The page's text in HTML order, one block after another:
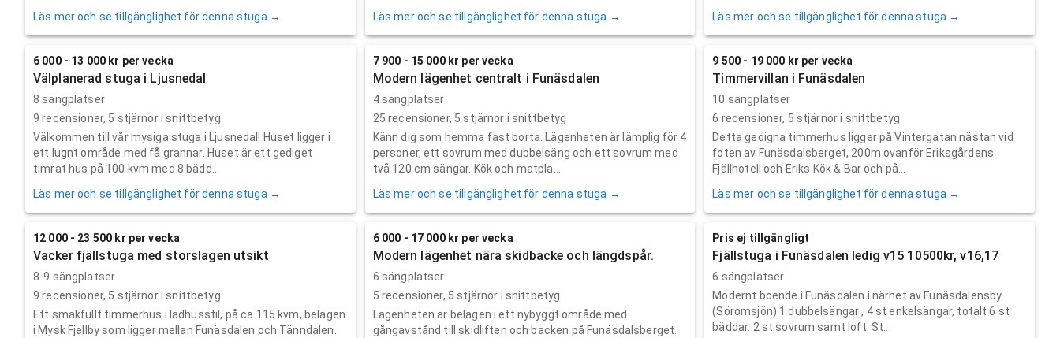
Läs mer och se tillgänglighet för denna stuga →
Läs mer och se tillgänglighet för denna stuga →
Läs mer och se tillgänglighet för denna stuga →
6 000 - 13 000 kr per vecka
Välplanerad stuga i Ljusnedal
8 sängplatser
9 recensioner, 5 stjärnor i snittbetyg
Välkommen till vår mysiga stuga i Ljusnedal! Huset ligger i
ett lugnt område med få grannar. Huset är ett gediget
timrat hus på 100 kvm med 8 bädd...
Läs mer och se tillgänglighet för denna stuga →
7 900 - 15 000 kr per vecka
Modern lägenhet centralt i Funäsdalen
4 sängplatser
25 recensioner, 5 stjärnor i snittbetyg
Känn dig som hemma fast borta. Lägenheten är lämplig för 4
personer, ett sovrum med dubbelsäng och ett sovrum med
två 120 cm sängar. Kök och matpla...
Läs mer och se tillgänglighet för denna stuga →
9 500 - 19 000 kr per vecka
Timmervillan i Funäsdalen
10 sängplatser
6 recensioner, 5 stjärnor i snittbetyg
Detta gedigna timmerhus ligger på Vintergatan nästan vid
foten av Funäsdalsberget, 200m ovanför Eriksgårdens
Fjällhotell och Eriks Kök & Bar och på...
Läs mer och se tillgänglighet för denna stuga →
12 000 - 23 500 kr per vecka
Vacker fjällstuga med storslagen utsikt
8-9 sängplatser
9 recensioner, 5 stjärnor i snittbetyg
Ett smakfullt timmerhus i ladhusstil, på ca 115 kvm, belägen
i Mysk Fjellby som ligger mellan Funäsdalen och Tänndalen.
6 000 - 17 000 kr per vecka
Modern lägenhet nära skidbacke och längdspår.
6 sängplatser
5 recensioner, 5 stjärnor i snittbetyg
Lägenheten är belägen i ett nybyggt område med
gångavstånd till skidliften och backen på Funäsdalsberget.
Pris ej tillgängligt
Fjällstuga i Funäsdalen ledig v15 10500kr, v16,17
6 sängplatser
Modernt boende i Funäsdalen i närhet av Funäsdalensby
(Söromsjön) 1 dubbelsängar , 4 st enkelsängar, totalt 6 st
bäddar. 2 st sovrum samt loft. St...